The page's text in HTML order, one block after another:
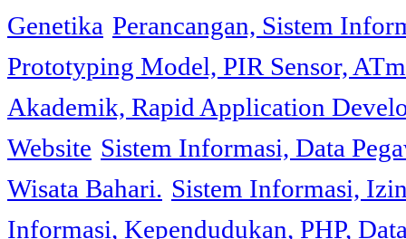
Genetika Perancangan, Sistem
Prototyping Model, PIR Sensor,
Akademik, Rapid Application
Website Sistem Informasi, Data
Wisata Bahari. Sistem Informasi,
Informasi, Kependudukan, PHP,